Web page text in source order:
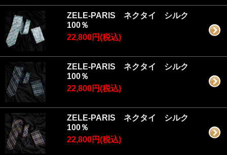
ZELE-PARIS ネクタイ シルク
100％
22,800円(税込)
ZELE-PARIS ネクタイ シルク
100％
22,800円(税込)
ZELE-PARIS ネクタイ シルク
100％
22,800円(税込)